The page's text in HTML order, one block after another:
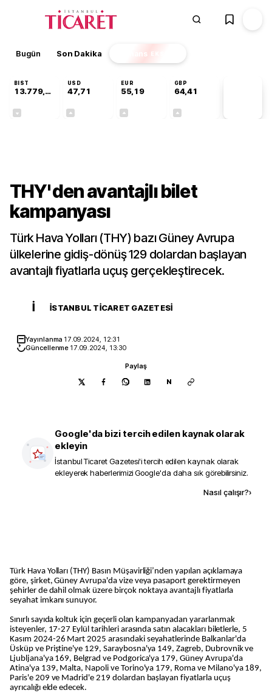
Bugün Son Dakika Finans EKSTRA
BIST
13.779,39
USD
47,71
EUR
55,19
GBP
64,41
THY'den avantajlı bilet
kampanyası
Türk Hava Yolları (THY) bazı Güney Avrupa
ülkelerine gidiş-dönüş 129 dolardan başlayan
avantajlı fiyatlarla uçuş gerçekleştirecek.
İ İSTANBUL TICARET GAZETESI
Yayınlanma 17.09.2024, 12:31
Güncellenme 17.09.2024, 13:30
Paylaş
N
Google'da bizi tercih edilen kaynak olarak
ekleyin
İstanbul Ticaret Gazetesi'i tercih edilen kaynak olarak
ekleyerek haberlerimizi Google'da daha sık görebilirsiniz.
Nasıl çalışır?›
Türk Hava Yolları (THY) Basın Müşavirliği’nden yapılan açıklamaya
göre, şirket, Güney Avrupa'da vize veya pasaport gerektirmeyen
şehirler de dahil olmak üzere birçok noktaya avantajlı fiyatlarla
seyahat imkanı sunuyor.
Sınırlı sayıda koltuk için geçerli olan kampanyadan yararlanmak
isteyenler, 17-27 Eylül tarihleri arasında satın alacakları biletlerle, 5
Kasım 2024-26 Mart 2025 arasındaki seyahatlerinde Balkanlar'da
Üsküp ve Priştine'ye 129, Saraybosna'ya 149, Zagreb, Dubrovnik ve
Ljubljana'ya 169, Belgrad ve Podgorica'ya 179, Güney Avrupa'da
Atina'ya 139, Malta, Napoli ve Torino'ya 179, Roma ve Milano'ya 189,
Paris'e 209 ve Madrid'e 219 dolardan başlayan fiyatlarla uçuş
ayrıcalığı elde edecek.